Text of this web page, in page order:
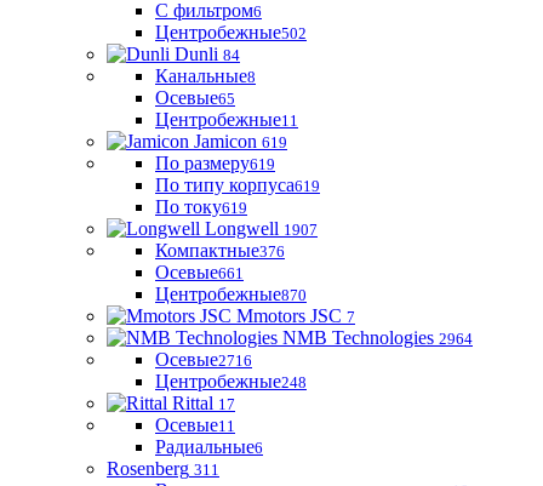
С фильтром6
Центробежные502
Dunli 84
Канальные8
Осевые65
Центробежные11
Jamicon 619
По размеру619
По типу корпуса619
По току619
Longwell 1907
Компактные376
Осевые661
Центробежные870
Mmotors JSC 7
NMB Technologies 2964
Осевые2716
Центробежные248
Rittal 17
Осевые11
Радиальные6
Rosenberg 311